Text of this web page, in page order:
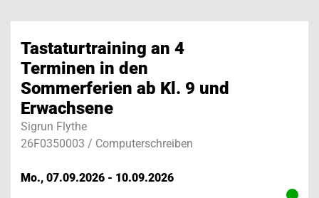
Tastaturtraining an 4
Terminen in den
Sommerferien ab Kl. 9 und
Erwachsene
Sigrun Flythe
26F0350003 / Computerschreiben
Mo., 07.09.2026 - 10.09.2026